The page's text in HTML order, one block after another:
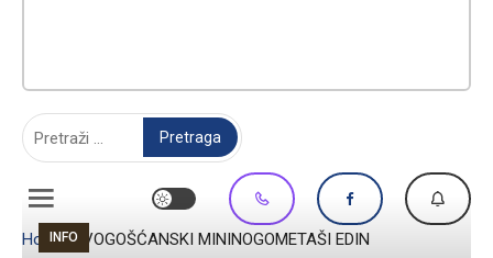
Home»
VOGOŠĆANSKI MININOGOMETAŠI EDIN
INFO